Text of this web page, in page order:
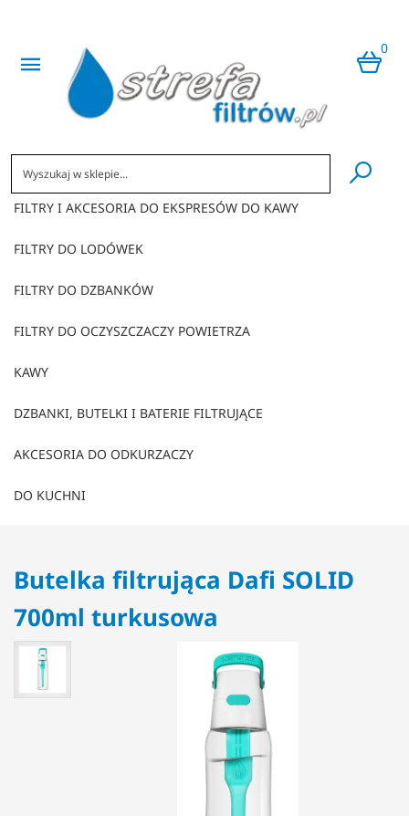
0
​
FILTRY I AKCESORIA DO EKSPRESÓW DO KAWY
FILTRY DO LODÓWEK
FILTRY DO DZBANKÓW
FILTRY DO OCZYSZCZACZY POWIETRZA
KAWY
DZBANKI, BUTELKI I BATERIE FILTRUJĄCE
AKCESORIA DO ODKURZACZY
DO KUCHNI
Butelka filtrująca Dafi SOLID
700ml turkusowa